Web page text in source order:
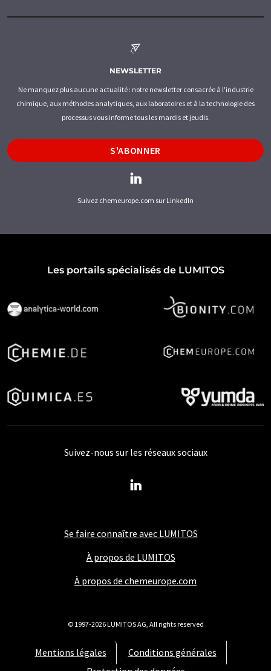
NEWSLETTER
Ne manquez plus aucune actualité : notre newsletter consacrée à l'industrie
chimique, aux méthodes analytiques, aux laboratoires et à la technologie des
processus vous informe tous les mardis et jeudis.
S'ABONNER
Suivez chemeurope.com sur LinkedIn
Les portails spécialisés de LUMITOS
Se faire connaître avec LUMITOS
À propos de LUMITOS
À propos de chemeurope.com
Mentions légales
Conditions générales
Suivez-nous sur les réseaux sociaux
© 1997-2026 LUMITOS AG, All rights reserved